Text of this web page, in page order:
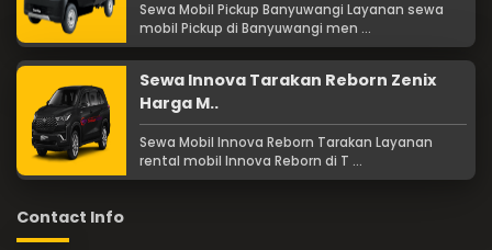
Sewa Mobil Pickup Banyuwangi Layanan sewa
mobil Pickup di Banyuwangi men ...
Sewa Innova Tarakan Reborn Zenix
Harga M..
Sewa Mobil Innova Reborn Tarakan Layanan
rental mobil Innova Reborn di T ...
Contact Info